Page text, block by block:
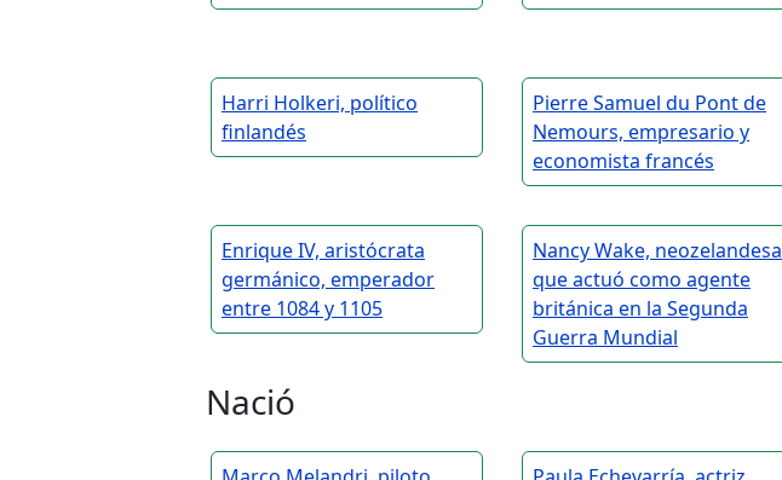
Harri Holkeri, político
finlandés
Pierre Samuel du Pont de
Nemours, empresario y
economista francés
Enrique IV, aristócrata
germánico, emperador
entre 1084 y 1105
Nancy Wake, neozelandesa
que actuó como agente
británica en la Segunda
Guerra Mundial
Nació